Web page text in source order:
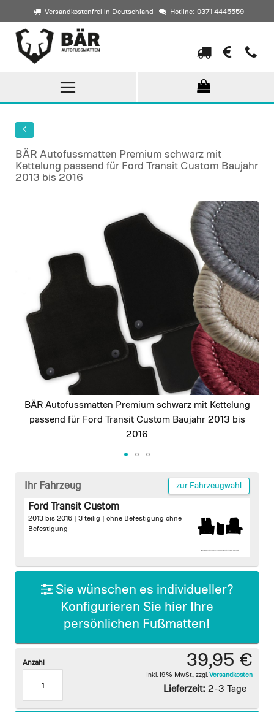
Versandkostenfrei in Deutschland Hotline: 0371 4445559
Direkt
zum
Inhalt
BÄR Autofussmatten Premium schwarz mit
Kettelung passend für Ford Transit Custom Baujahr
2013 bis 2016
images
gallery
BÄR Autofussmatten Premium schwarz mit Kettelung
passend für Ford Transit Custom Baujahr 2013 bis
2016
beginning
gallery
Ihr Fahrzeug zur Fahrzeugwahl
Ford Transit Custom
2013 bis 2016 | 3 teilig | ohne Befestigung ohne
Befestigung
Sie wünschen es individueller?
Konfigurieren Sie hier Ihre
persönlichen Fußmatten!
39,95 €
Inkl. 19% MwSt. zzgl. Versandkosten
Lieferzeit: 2-3 Tage
Anzahl